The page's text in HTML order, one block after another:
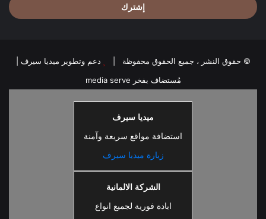
© حقوق النشر ، جميع الحقوق محفوظة | دعم وتطوير ميديا سيرف
مُستضاف بفخر media serve
ميديا سيرف
استضافة مواقع سريعة وآمنة
زيارة ميديا سيرف
الشركة الالمانية
ابادة فورية لجميع انواع